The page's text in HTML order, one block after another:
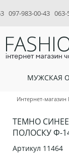
097-983-00-43 063-
МУЖСКАЯ
Интернет-магазин
ТЕМНО
ПОЛОСКУ Ф-
Артикул 11464